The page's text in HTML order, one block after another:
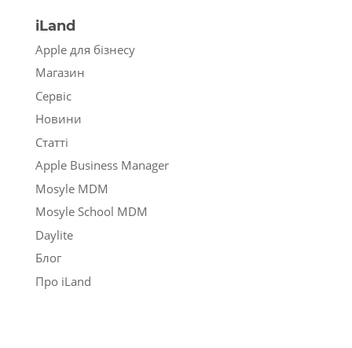
iLand
Apple для бізнесу
Магазин
Сервіс
Новини
Статті
Apple Business Manager
Mosyle MDM
Mosyle School MDM
Daylite
Блог
Про iLand